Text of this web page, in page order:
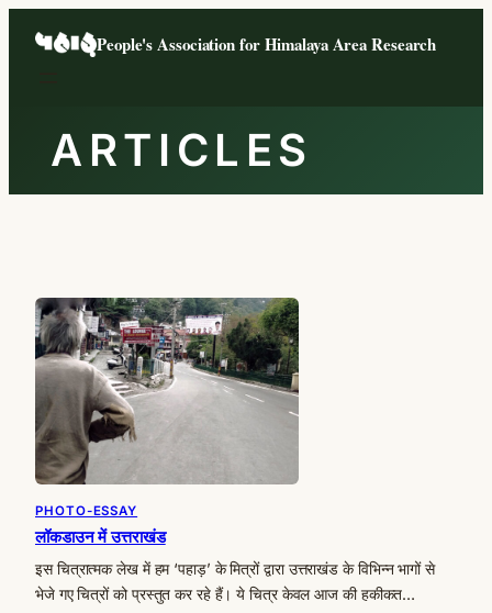
People's Association for Himalaya Area Research
ARTICLES
PHOTO-ESSAY
लॉकडाउन में उत्तराखंड
इस चित्रात्मक लेख में हम ‘पहाड़’ के मित्रों द्वारा उत्तराखंड के विभिन्न भागों से
भेजे गए चित्रों को प्रस्तुत कर रहे हैं। ये चित्र केवल आज की हकीकत…